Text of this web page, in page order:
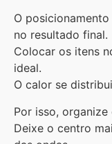
O
no resultado final.
Colocar os itens
ideal.
O calor se
Por isso,
Deixe o centro